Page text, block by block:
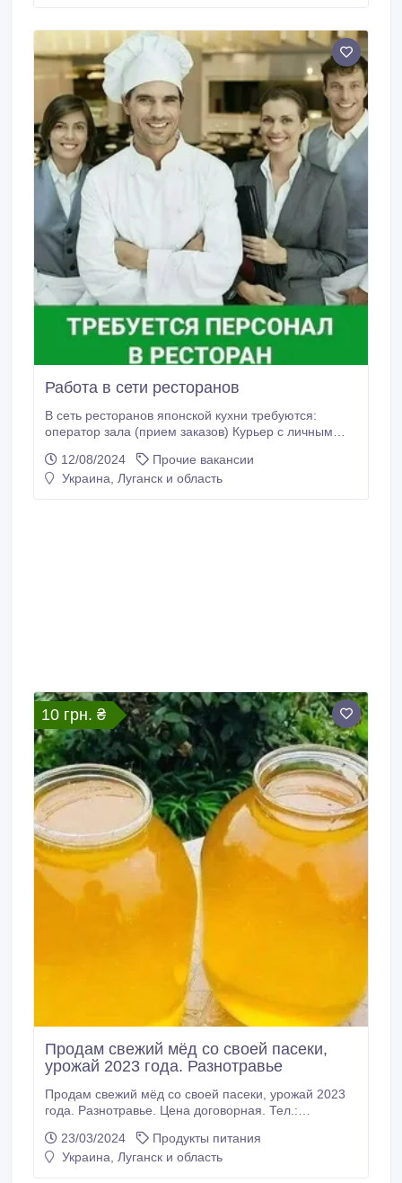
задачи любой сложности в различных районах.
Работа в сети ресторанов
В сеть ресторанов японской кухни требуются:
оператор зала (прием заказов) Курьер с личным
паназиатской. Бармены официанты Официальное
трудоустройство +7959-19-66-064.
12/08/2024
Прочие вакансии
Украина, Луганск и область
10 грн. ₴
Продам свежий мёд со своей пасеки,
урожай 2023 года. Разнотравье
Продам свежий мёд со своей пасеки, урожай 2023
года. Разнотравье. Цена договорная. Тел.:
23/03/2024
Продукты питания
Украина, Луганск и область